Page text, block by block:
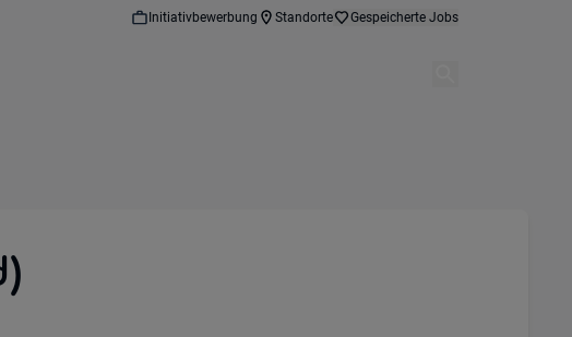
Initiativbewerbung Standorte Gespeicherte Jobs